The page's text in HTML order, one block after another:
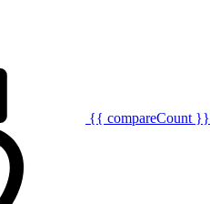
{{ compareCount }}